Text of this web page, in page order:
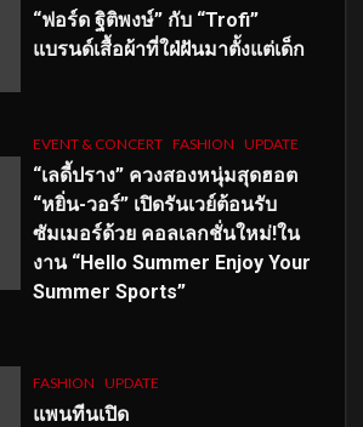
“ฟอร์ด ฐิติพงษ์” กับ “Trofi”
แบรนด์เสื้อผ้าที่ใฝ่ฝันมาตั้งแต่เด็ก
EVENT & CONCERT FASHION UPDATE
“เลดี้ปราง” ควงสองหนุ่มสุดฮอต
“หยิ่น-วอร์” เปิดรันเวย์ต้อนรับ
ซัมเมอร์ด้วย คอลเลกชั่นใหม่!ใน
งาน “Hello Summer Enjoy Your
Summer Sports”
FASHION UPDATE
แพนทีนเปิด